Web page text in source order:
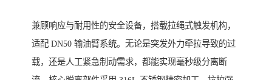
兼顾响应与耐用性的安全设备，搭载拉绳式触发机构，
适配 DN50 输油臂系统。无论是突发外力牵拉导致的过
载，还是人工紧急制动需求，都能实现毫秒级分离断